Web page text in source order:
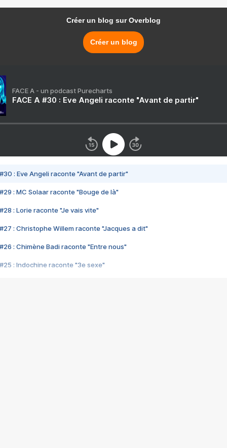
Créer un blog sur Overblog
Créer un blog
FACE A - un podcast Purecharts
FACE A #30 : Eve Angeli raconte "Avant de partir"
#30 : Eve Angeli raconte "Avant de partir"
#29 : MC Solaar raconte "Bouge de là"
#28 : Lorie raconte "Je vais vite"
#27 : Christophe Willem raconte "Jacques a dit"
#26 : Chimène Badi raconte "Entre nous"
#25 : Indochine raconte "3e sexe"